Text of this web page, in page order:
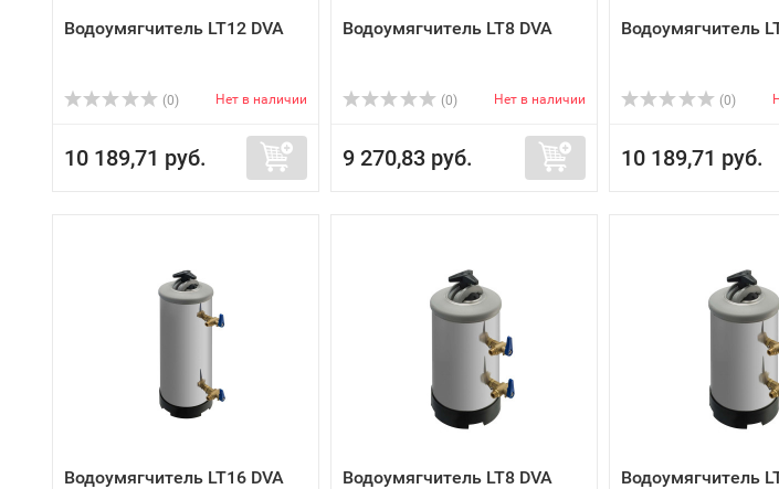
Водоумягчитель LT12 DVA
(0) Нет в наличии
10 189,71 руб.
Водоумягчитель LT8 DVA
(0) Нет в наличии
9 270,83 руб.
Водоумягчитель
(0)
10 189,71 руб.
Водоумягчитель LT16 DVA Водоумягчитель LT8 DVA Водоумягчитель